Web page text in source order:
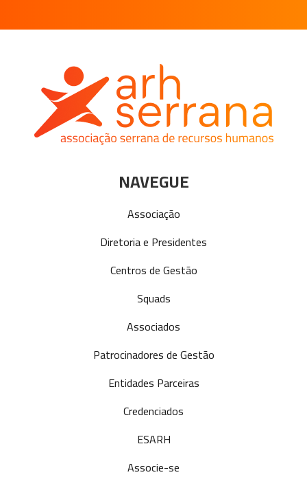
NAVEGUE
Associação
Diretoria e Presidentes
Centros de Gestão
Squads
Associados
Patrocinadores de Gestão
Entidades Parceiras
Credenciados
ESARH
Associe-se